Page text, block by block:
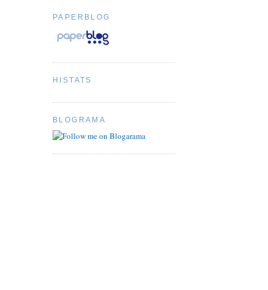
PAPERBLOG
HISTATS
BLOGRAMA